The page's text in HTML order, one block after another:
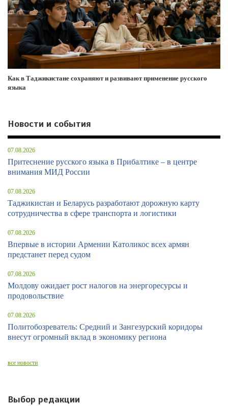
Как в Таджикистане сохраняют и развивают применение русского
языка
Новости и события
07.08.2026
Притеснение русского языка в Прибалтике – в центре
внимания МИД России
07.08.2026
Таджикистан и Беларусь разработают дорожную карту
сотрудничества в сфере транспорта и логистики
07.08.2026
Впервые в истории Армении Католикос всех армян
предстанет перед судом
07.08.2026
Молдову ожидает рост налогов на энергоресурсы и
продовольствие
07.08.2026
Политобозреватель: Средний и Зангезурский коридоры
внесут огромный вклад в экономику региона
все новости
Выбор редакции